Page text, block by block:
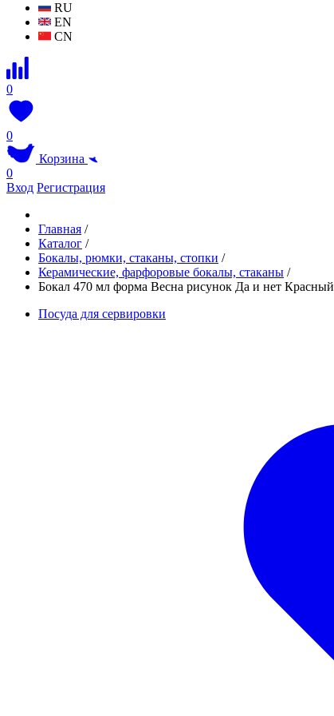
RU
EN
CN
0
0
Корзина
0
Вход Регистрация
Главная /
Каталог /
Бокалы, рюмки, стаканы, стопки /
Керамические, фарфоровые бокалы, стаканы /
Бокал 470 мл форма Весна рисунок Да и нет Красный
Посуда для сервировки